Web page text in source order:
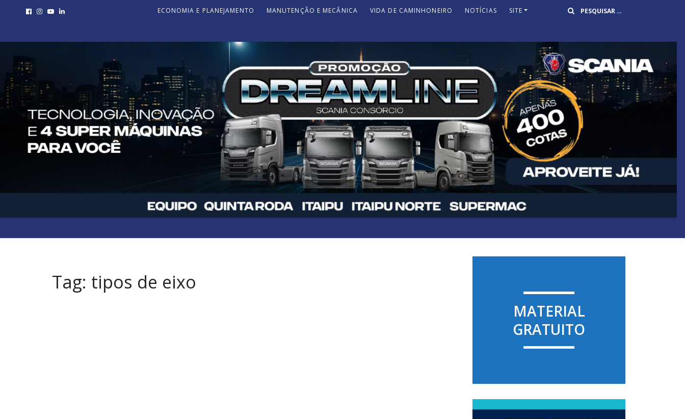
ECONOMIA E PLANEJAMENTO MANUTENÇÃO E MECÂNICA VIDA DE CAMINHONEIRO NOTÍCIAS SITE Buscar
Tag: tipos de eixo
MATERIAL
GRATUITO